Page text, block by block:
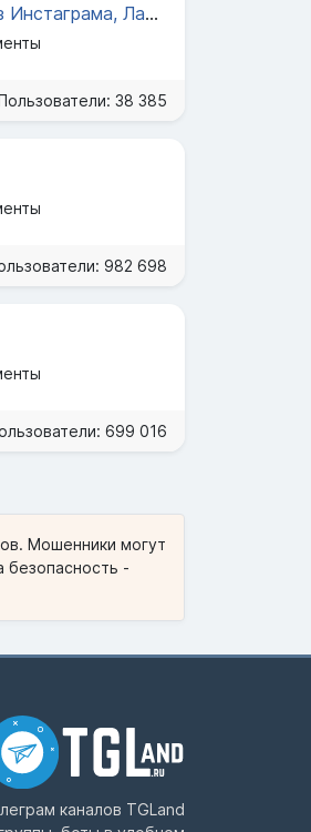
Скачать видео из Инстаграма, Лайка
38 385
982 698
699 016
Мошенники могут
безопасность -
каналов TGLand